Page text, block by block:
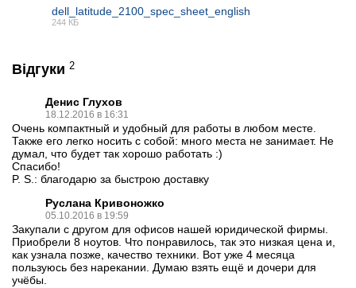
📧Запит оптової ціни
Слідкувати в Instagram
Слідкувати на Facebook
dell_latitude_2100_spec_sheet_english
244 КБ
Відгуки 2
Денис Глухов
18.12.2016 в 16:31
Очень компактный и удобный для работы в любом месте.
Также его легко носить с собой: много места не занимает. Не
думал, что будет так хорошо работать :)
Спасибо!
P. S.: благодарю за быстрою доставку
Руслана Кривоножко
05.10.2016 в 19:59
Закупали с другом для офисов нашей юридической фирмы.
Приобрели 8 ноутов. Что понравилось, так это низкая цена и,
как узнала позже, качество техники. Вот уже 4 месяца
пользуюсь без нарекании. Думаю взять ещё и дочери для
учёбы.